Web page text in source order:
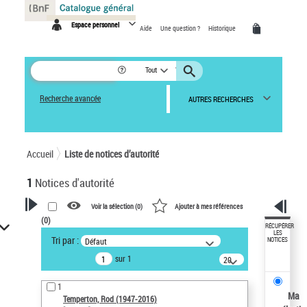
Espace personnel Aide Une question ? Historique
Tout
Recherche avancée AUTRES RECHERCHES
Accueil Liste de notices d’autorité
1 Notices d'autorité
VOTRE RECHERCHE
Recherche avancée dans les
notices d’autorité
Œuvres liées à l'auteur :
Temperton, Rod (1947-2016)
Voir la sélection (0) Ajouter à mes références
(0)
Tri par : Défaut
sur 1
20
résultats/page
1
Temperton, Rod (1947-2016)
RÉCUPÉRER
LES
NOTICES
Ma
Panneau de gestion des cookies